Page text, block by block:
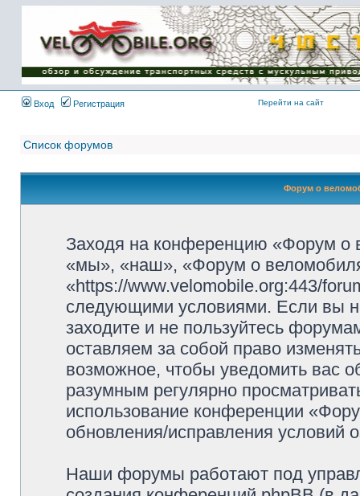
Имя пользователя:
Пароль:
{ LOG_ME_IN_SHORT
}
Вход
Регистрация Перейти на сайт
Список форумов
Форум о
Заходя на конференцию «Форум о
«мы», «наш», «Форум о
«https://www.velomobile.org:443/
следующими условиями. Если вы
заходите и не пользуйтесь
оставляем за собой право
возможное, чтобы уведомить вас
разумным регулярно
использование конференции
обновления/исправления условий
Наши форумы работают под